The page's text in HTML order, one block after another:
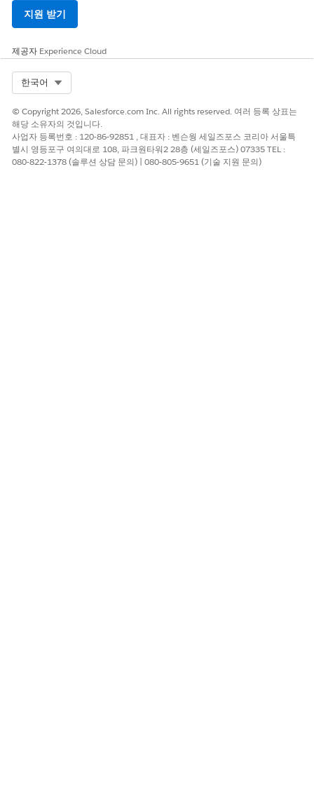
사례 레코드 페이지에 Case Analytics 대시보드를 추가하여 사
례 처리에 소요되는 시간에 대한 인사이트를 사례담당자에게 제
공합니다.
공공 부문에서 Analytics 데이터 최신 상태 유지
앱을 매일 새로 고치도록 예약하거나 정기적인 데이터 동기화를
공공 부문의 Analytics에 대한 액세스 수준 이해
라이센스, 허가, 검사용 Analytics 앱에서 지원하는 Analytics
Studio 기능 및 기능을 확인합니다.
지원 받기
제공자 Experience Cloud
한국어
© Copyright 2026, Salesforce.com Inc. All rights reserved. 여러 등록 상표는
해당 소유자의 것입니다.
사업자 등록번호 : 120-86-92851 , 대표자 : 벤슨웡 세일즈포스 코리아 서울특
별시 영등포구 여의대로 108, 파크원타워2 28층 (세일즈포스) 07335 TEL :
080-822-1378 (솔루션 상담 문의) | 080-805-9651 (기술 지원 문의)